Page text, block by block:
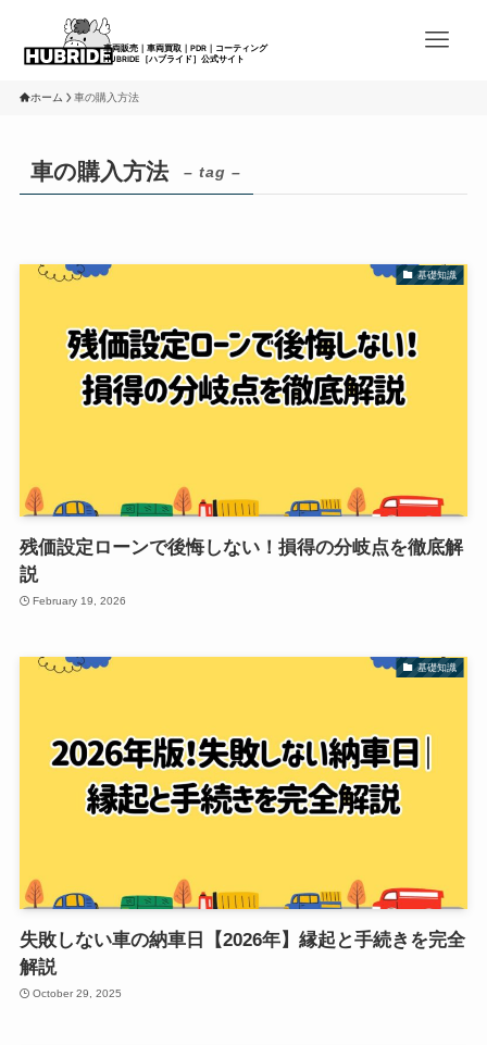
ホーム 車の購入方法
車の購入方法 – tag –
基礎知識
残価設定ローンで後悔しない！損得の分岐点を徹底解
説
February 19, 2026
基礎知識
失敗しない車の納車日【2026年】縁起と手続きを完全
解説
October 29, 2025